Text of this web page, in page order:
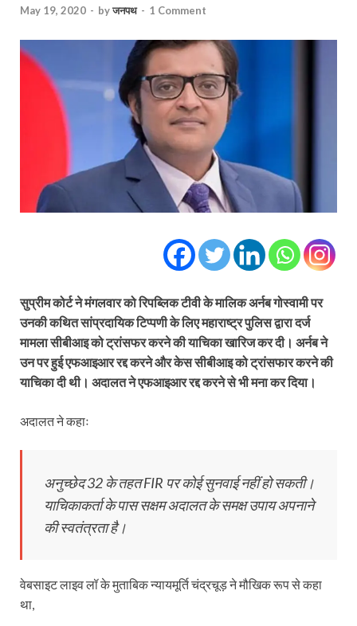
May 19, 2020 - byजनपथ - 1 Comment
सुप्रीम कोर्ट ने मंगलवार को रिपब्लिक टीवी के मालिक अर्नब गोस्वामी पर
उनकी कथित सांप्रदायिक टिप्पणी के लिए महाराष्ट्र पुलिस द्वारा दर्ज
मामला सीबीआइ को ट्रांसफर करने की याचिका खारिज कर दी। अर्नब ने
उन पर हुई एफआइआर रद्द करने और केस सीबीआइ को ट्रांसफार करने की
याचिका दी थी। अदालत ने एफआइआर रद्द करने से भी मना कर दिया।
अदालत ने कहाः
अनुच्छेद 32 के तहत FIR पर कोई सुनवाई नहीं हो सकती।
याचिकाकर्ता के पास सक्षम अदालत के समक्ष उपाय अपनाने
की स्वतंत्रता है।
वेबसाइट लाइव लॉ के मुताबिक न्यायमूर्ति चंद्रचूड़ ने मौखिक रूप से कहा
था,